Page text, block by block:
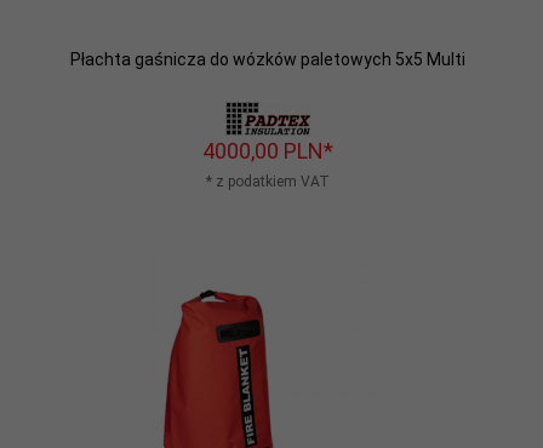
Płachta gaśnicza do wózków paletowych 5x5 Multi
4000,00 PLN*
* z podatkiem VAT